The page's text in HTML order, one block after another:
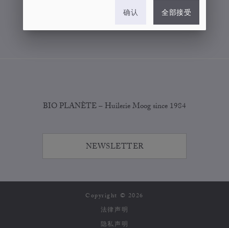
确认 全部接受
联系我们
BIO PLANÈTE – Huilerie Moog since 1984
NEWSLETTER
Copyright © 2026
法律声明
隐私声明